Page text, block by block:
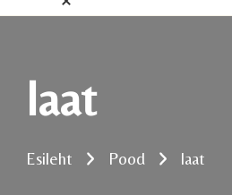
laat
Esileht Pood laat